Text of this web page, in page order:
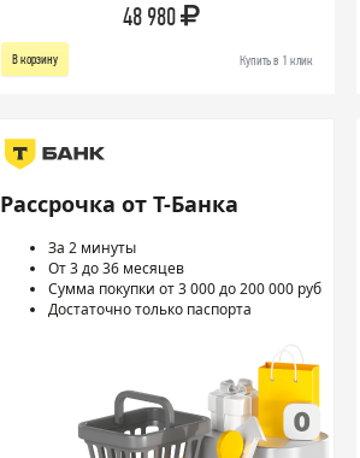
48 980
В корзину Купить в 1 клик
Рассрочка от Т-Банка
За 2 минуты
От 3 до 36 месяцев
Сумма покупки от 3 000 до 200 000 руб
Достаточно только паспорта